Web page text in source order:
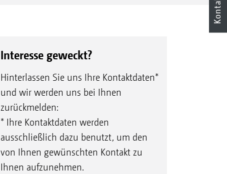
Interesse geweckt?
Hinterlassen Sie uns Ihre Kontaktdaten*
und wir werden uns bei Ihnen
zurückmelden:
* Ihre Kontaktdaten werden
ausschließlich dazu benutzt, um den
von Ihnen gewünschten Kontakt zu
Ihnen aufzunehmen.
Kontakt